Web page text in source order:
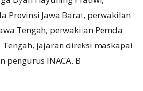
Provinsi Jawa Barat, perwakilan
Tengah, perwakilan Pemda
Tengah, jajaran direksi maskapai
pengurus INACA. B